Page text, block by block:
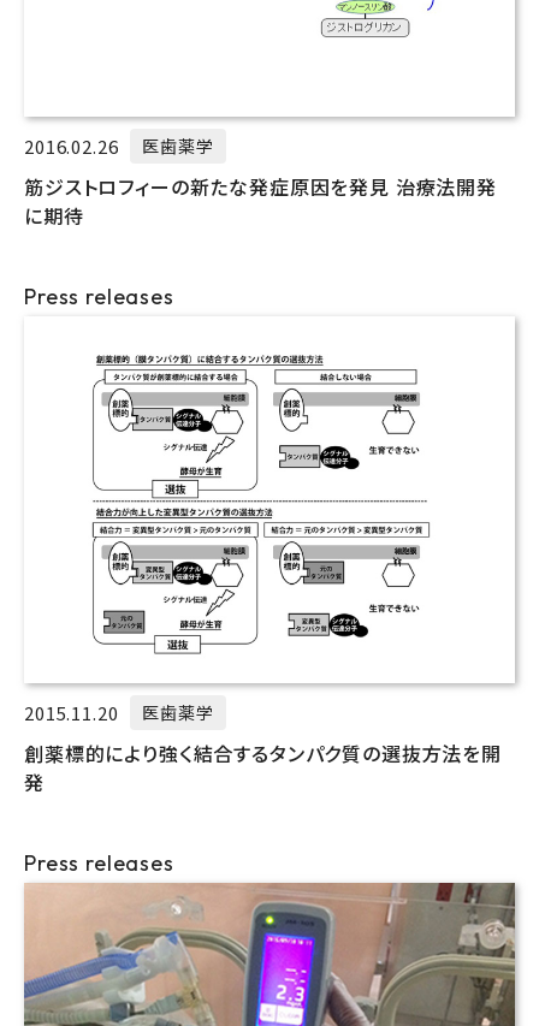
2016.02.26 医歯薬学
筋ジストロフィーの新たな発症原因を発見 治療法開発
に期待
Press releases
2015.11.20 医歯薬学
創薬標的により強く結合するタンパク質の選抜方法を開
発
Press releases